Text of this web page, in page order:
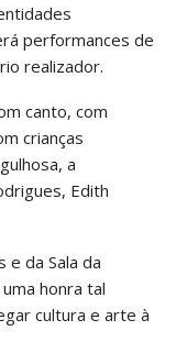
performances de
realizador.
canto, com
crianças
a
Edith
e da Sala da
honra tal
cultura e arte à